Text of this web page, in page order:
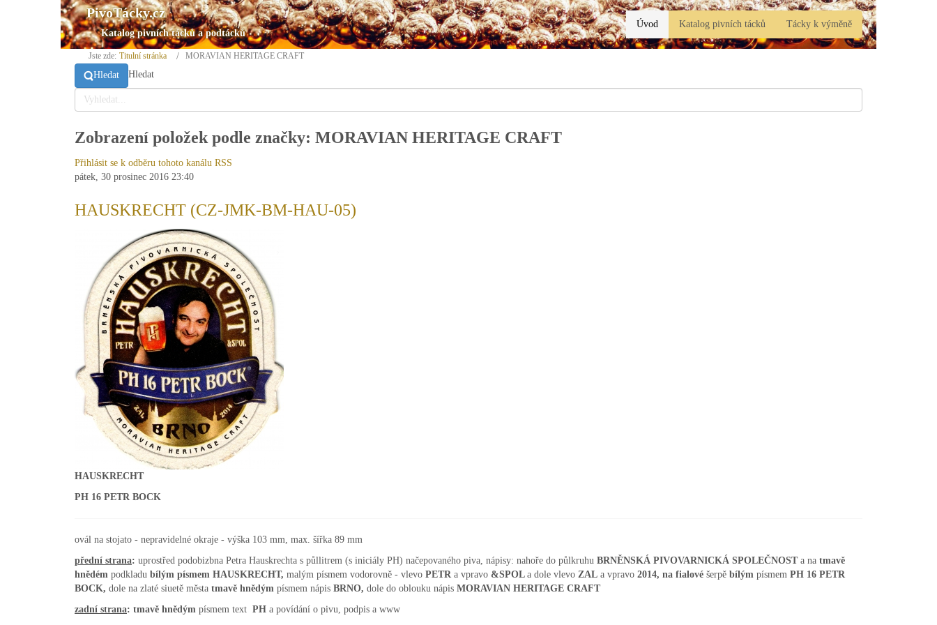
Úvod Katalog pivních tácků
Tácky k výměně
Katalog pivních tácků a podtácků
PivoTácky.cz
Jste zde: Titulní stránka MORAVIAN HERITAGE CRAFT
Hledat Hledat
Zobrazení položek podle značky: MORAVIAN HERITAGE CRAFT
Přihlásit se k odběru tohoto kanálu RSS
pátek, 30 prosinec 2016 23:40
HAUSKRECHT (CZ-JMK-BM-HAU-05)
HAUSKRECHT
PH 16 PETR BOCK
ovál na stojato - nepravidelné okraje - výška 103 mm, max. šířka 89 mm
přední strana: uprostřed podobizbna Petra Hauskrechta s půllitrem (s iniciály PH) načepovaného piva, nápisy: nahoře do půlkruhu BRNĚNSKÁ PIVOVARNICKÁ SPOLEČNOST a na tmavě
hnědém podkladu bílým písmem HAUSKRECHT, malým písmem vodorovně - vlevo PETR a vpravo &SPOL a dole vlevo ZAL a vpravo 2014, na fialové šerpě bílým písmem PH 16 PETR
BOCK, dole na zlaté siuetě města tmavě hnědým písmem nápis BRNO, dole do oblouku nápis MORAVIAN HERITAGE CRAFT
zadní strana: tmavě hnědým písmem text PH a povídání o pivu, podpis a www